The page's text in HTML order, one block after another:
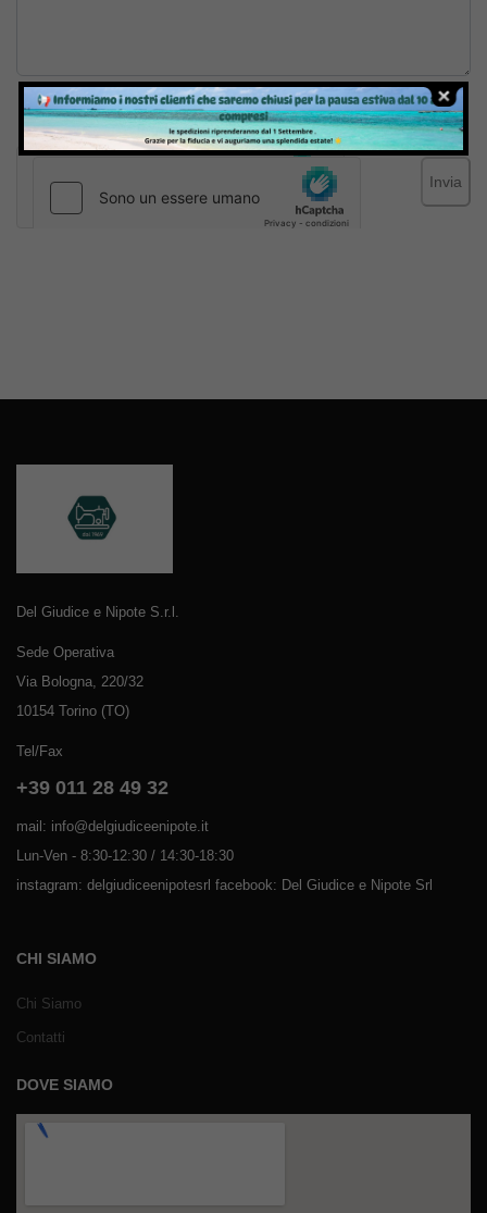
Inviando il messaggio confermo di aver letto e accettato
Termini e condizionidel sito web
Invia
Del Giudice e Nipote S.r.l.
Sede Operativa
Via Bologna, 220/32
10154 Torino (TO)
Tel/Fax
+39 011 28 49 32
mail: info@delgiudiceenipote.it
Lun-Ven - 8:30-12:30 / 14:30-18:30
instagram: delgiudiceenipotesrl facebook: Del Giudice e Nipote Srl
CHI SIAMO
Chi Siamo
Contatti
DOVE SIAMO